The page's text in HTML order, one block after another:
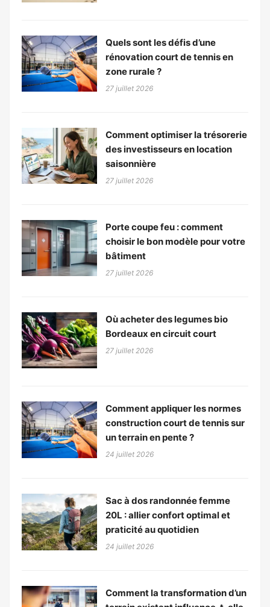
Quels sont les défis d’une
rénovation court de tennis en
zone rurale ?
27 juillet 2026
Comment optimiser la trésorerie
des investisseurs en location
saisonnière
27 juillet 2026
Porte coupe feu : comment
choisir le bon modèle pour votre
bâtiment
27 juillet 2026
Où acheter des legumes bio
Bordeaux en circuit court
27 juillet 2026
Comment appliquer les normes
construction court de tennis sur
un terrain en pente ?
24 juillet 2026
Sac à dos randonnée femme
20L : allier confort optimal et
praticité au quotidien
24 juillet 2026
Comment la transformation d’un